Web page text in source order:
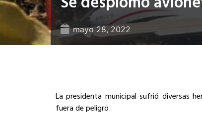
mayo 28, 2022
La presidenta municipal sufrió diversas
fuera de peligro